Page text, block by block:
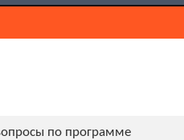
по программе